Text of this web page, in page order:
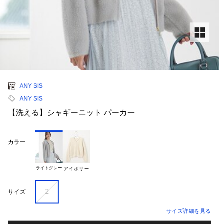
ANY SIS
ANY SIS
【洗える】シャギーニット パーカー
カラー
ライトグレー アイボリー
サイズ 2
サイズ詳細を見る